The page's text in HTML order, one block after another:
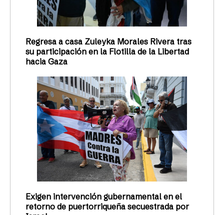
Regresa a casa Zuleyka Morales Rivera tras
su participación en la Flotilla de la Libertad
hacia Gaza
Exigen intervención gubernamental en el
retorno de puertorriqueña secuestrada por